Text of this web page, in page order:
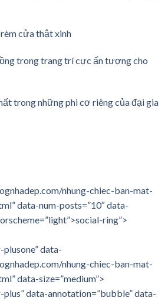
cửa thật xinh
trong trang trí cực ấn tượng cho
trong những phi cơ riêng của đại gia
nhung-chiec-ban-mat-
data-num-posts=”10″ data-
ring”>
data-
nhung-chiec-ban-mat-
data-size=”medium”>
data-annotation=”bubble” data-